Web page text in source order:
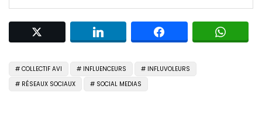
COLLECTIF AVI INFLUENCEURS
INFLUVOLEURS
RÉSEAUX SOCIAUX
SOCIAL MEDIAS